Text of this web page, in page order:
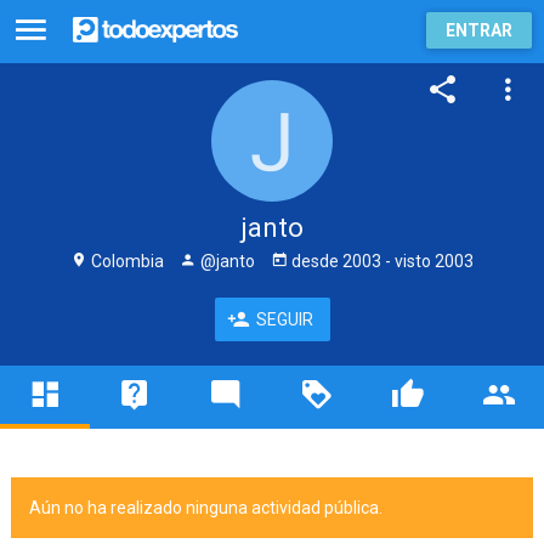
ENTRAR
janto
Colombia @janto desde 2003 - visto 2003
SEGUIR
Aún no ha realizado ninguna actividad pública.